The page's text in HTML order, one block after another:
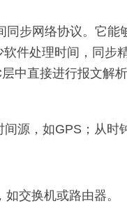
同步网络协议。它能
件处理时间，同步
中直接进行报文解
源，如GPS；从时
交换机或路由器。